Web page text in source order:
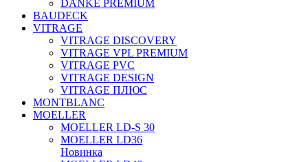
DANKE PREMIUM
BAUDECK
VITRAGE
VITRAGE DISCOVERY
VITRAGE VPL PREMIUM
VITRAGE PVC
VITRAGE DESIGN
VITRAGE ПЛЮС
MONTBLANC
MOELLER
MOELLER LD-S 30
MOELLER LD36
Новинка